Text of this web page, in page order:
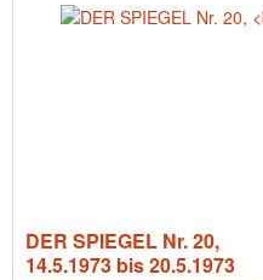
DER SPIEGEL Nr. 20,
14.5.1973 bis 20.5.1973